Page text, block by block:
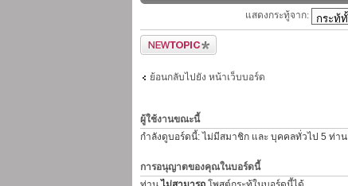
แสดงกระทู้จาก:
ตั้งกระทู้ใหม่
ย้อนกลับไปยัง หน้าเว็บบอร์ด
ผู้ใช้งานขณะนี้
กำลังดูบอร์ดนี้: ไม่มีสมาชิก และ บุคคลทั่วไป 5 ท่าน
การอนุญาตของคุณในบอร์ดนี้